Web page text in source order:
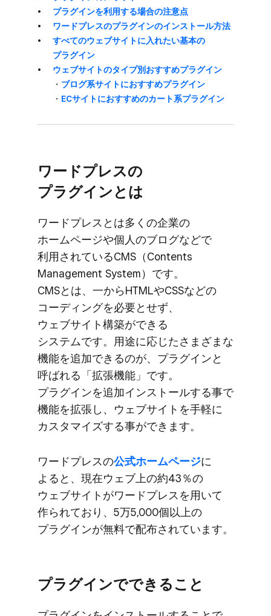
プラグインを​利用する​場合の​注意点
ワードプレスの​プラグインの​インストール方​法
すべての​ウェブサイトに​入れたい​基本の​
プラグイン
ウェブサイトの​タイプ別おすすめプラグイン
・ ブログ系サイトに​おすすめプラグイン
・ ECサイトに​おすすめの​カート系プラグイン
ワードプレスの​
プラグインとは
ワードプレスとは​多くの​企業の​
ホームページや​個人の​ブログなどで​
利用されている​CMS​（Contents
Management System）です。​
CMSとは、​一から​HTMLや​CSSなどの​
コーディングを​必要と​せず、​
ウェブサイト構築が​できる​
システムです。​用途に​応じたさまざまな​
機能を​追加できるのが、​プラグインと​
呼ばれる​「拡張機能」です。​
プラグインを​追加インストールする​事で​
機能を​拡張し、​ウェブサイトを​手軽に​
カスタマイズする​事が​できます。
ワードプレスの​公式ホームページに​
よると、​現在ウェブ上の​約43％の​
ウェブサイトが​ワードプレスを​用いて​
作られており、​5万5,000個以上の​
プラグインが​無料で​配布されています。
プラグインで​できる​こと